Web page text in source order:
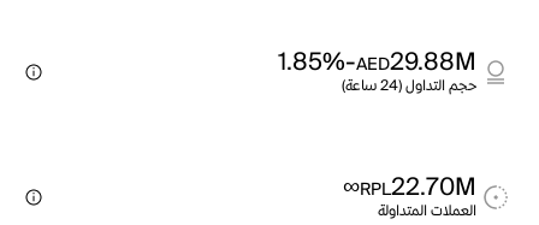
29.88M
AED
-1.85%
حجم التداول (24 ساعة)
22.70M
RPL
∞
العملات المتداولة